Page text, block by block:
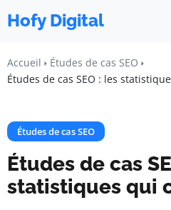
Hofy Digital
Accueil
Études de cas SEO
Études de cas SEO : les
Études de cas SEO
Études de cas
statistiques qui